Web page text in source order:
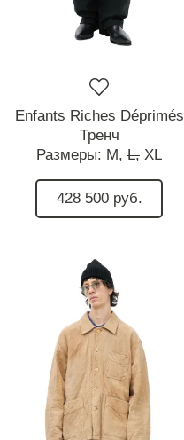
Enfants Riches Déprimés
Тренч
Размеры: M, L, XL
428 500 руб.